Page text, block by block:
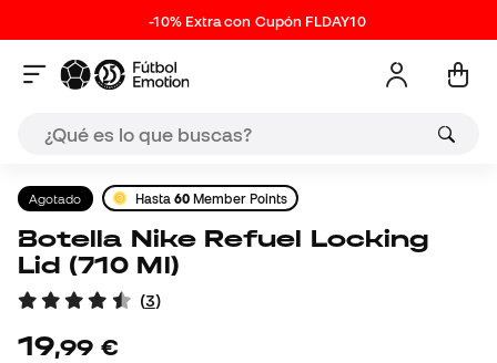
-10% Extra con Cupón FLDAY10
Agotado Hasta60 Member Points
Botella Nike Refuel Locking
Lid (710 Ml)
(3)
19,99 €